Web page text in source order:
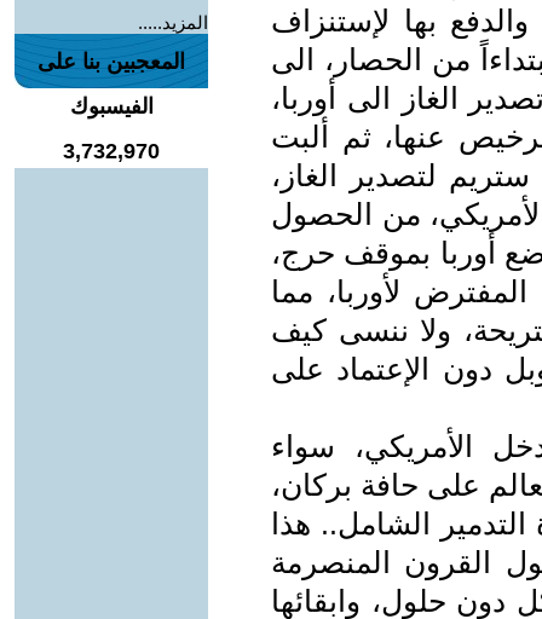
بها لإستنزاف
من الحصار، الى
الغاز الى أوربا،
عنها، ثم ألبت
لتصدير الغاز،
من الحصول
أوربا بموقف حرج،
لأوربا، مما
ولا ننسى كيف
دون الإعتماد على
الأمريكي، سواء
على حافة بركان،
الشامل.. هذا
القرون المنصرمة
دون حلول، وابقائها
المزيد.....
المعجبين بنا على
الفيسبوك
3,732,970